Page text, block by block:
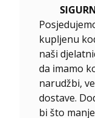
kupljenu
naši
da imamo
narudžbi,
dostave.
bi što